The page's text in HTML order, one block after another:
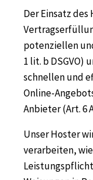
Der Einsatz
potenziellen
1 lit. b DSGVO)
schnellen und
Online-
Anbieter (Art. 6
Unser Hoster
verarbeiten,